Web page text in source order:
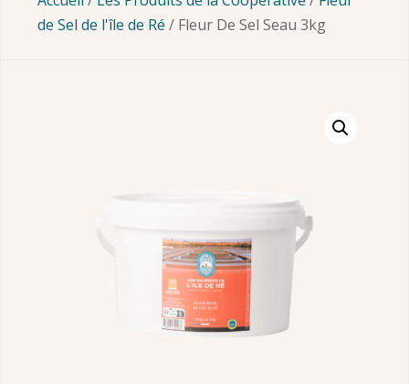
de Sel de l'île de Ré / Fleur De Sel Seau 3kg